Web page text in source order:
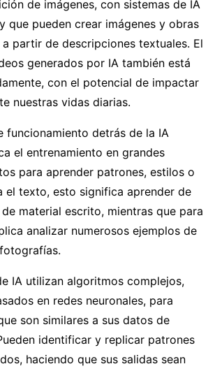
de imágenes, con sistemas de IA
que pueden crear imágenes y obras
partir de descripciones textuales. El
generados por IA también está
con el potencial de impactar
nuestras vidas diarias.
funcionamiento detrás de la IA
el entrenamiento en grandes
para aprender patrones, estilos o
el texto, esto significa aprender de
material escrito, mientras que para
analizar numerosos ejemplos de
IA utilizan algoritmos complejos,
en redes neuronales, para
son similares a sus datos de
identificar y replicar patrones
haciendo que sus salidas sean